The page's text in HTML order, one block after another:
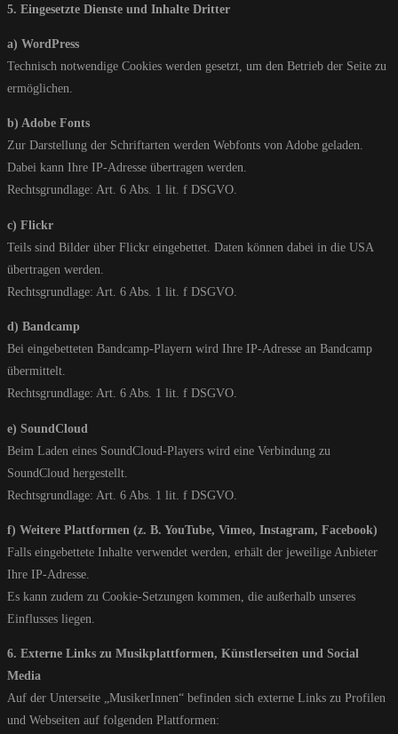
5. Eingesetzte Dienste und Inhalte Dritter
a) WordPress
Technisch notwendige Cookies werden gesetzt, um den Betrieb der Seite zu
ermöglichen.
b) Adobe Fonts
Zur Darstellung der Schriftarten werden Webfonts von Adobe geladen.
Dabei kann Ihre IP-Adresse übertragen werden.
Rechtsgrundlage: Art. 6 Abs. 1 lit. f DSGVO.
c) Flickr
Teils sind Bilder über Flickr eingebettet. Daten können dabei in die USA
übertragen werden.
Rechtsgrundlage: Art. 6 Abs. 1 lit. f DSGVO.
d) Bandcamp
Bei eingebetteten Bandcamp-Playern wird Ihre IP-Adresse an Bandcamp
übermittelt.
Rechtsgrundlage: Art. 6 Abs. 1 lit. f DSGVO.
e) SoundCloud
Beim Laden eines SoundCloud-Players wird eine Verbindung zu
SoundCloud hergestellt.
Rechtsgrundlage: Art. 6 Abs. 1 lit. f DSGVO.
f) Weitere Plattformen (z. B. YouTube, Vimeo, Instagram, Facebook)
Falls eingebettete Inhalte verwendet werden, erhält der jeweilige Anbieter
Ihre IP-Adresse.
Es kann zudem zu Cookie-Setzungen kommen, die außerhalb unseres
Einflusses liegen.
6. Externe Links zu Musikplattformen, Künstlerseiten und Social
Media
Auf der Unterseite „MusikerInnen“ befinden sich externe Links zu Profilen
und Webseiten auf folgenden Plattformen: